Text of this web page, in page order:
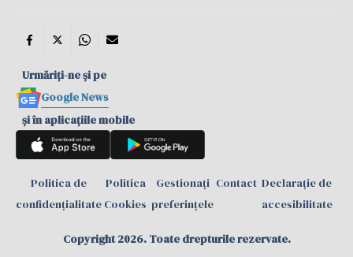
Urmăriți-ne și pe
Google News
și în aplicațiile mobile
Politica de
confidențialitate
Politica
Cookies
Gestionați
preferințele
Contact Declarație de
accesibilitate
Copyright 2026. Toate drepturile rezervate.